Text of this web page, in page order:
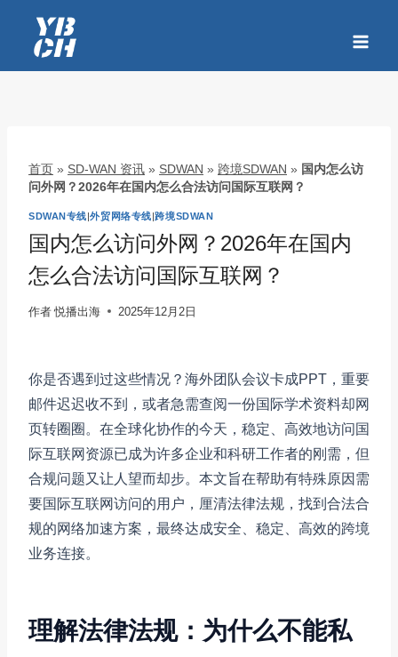
容
首页 » SD-WAN 资讯 » SDWAN » 跨境SDWAN » 国内怎么访
问外网？2026年在国内怎么合法访问国际互联网？
SDWAN专线|外贸网络专线|跨境SDWAN
国内怎么访问外网？2026年在国内
怎么合法访问国际互联网？
作者 悦播出海 2025年12月2日
你是否遇到过这些情况？海外团队会议卡成PPT，重要
邮件迟迟收不到，或者急需查阅一份国际学术资料却网
页转圈圈。在全球化协作的今天，稳定、高效地访问国
际互联网资源已成为许多企业和科研工作者的刚需，但
合规问题又让人望而却步。本文旨在帮助有特殊原因需
要国际互联网访问的用户，厘清法律法规，找到合法合
规的网络加速方案，最终达成安全、稳定、高效的跨境
业务连接。
理解法律法规：为什么不能私